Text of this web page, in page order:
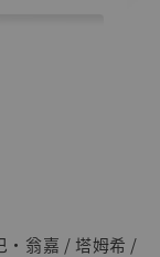
·翁嘉 / 塔姆希 /